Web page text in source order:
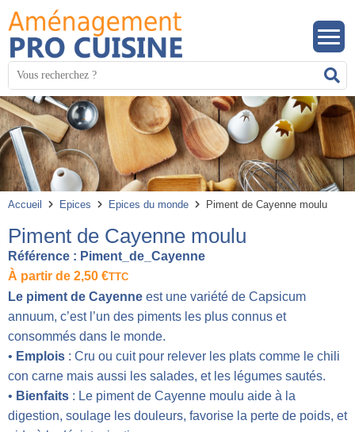
Mots
clés
:
Accueil Epices Epices du monde Piment de Cayenne moulu
Piment de Cayenne moulu
Référence : Piment_de_Cayenne
À partir de 2,50 €TTC
Le piment de Cayenne est une variété de Capsicum
annuum, c’est l’un des piments les plus connus et
consommés dans le monde.
• Emplois : Cru ou cuit pour relever les plats comme le chili
con carne mais aussi les salades, et les légumes sautés.
• Bienfaits : Le piment de Cayenne moulu aide à la
digestion, soulage les douleurs, favorise la perte de poids, et
Panneau de gestion des cookies